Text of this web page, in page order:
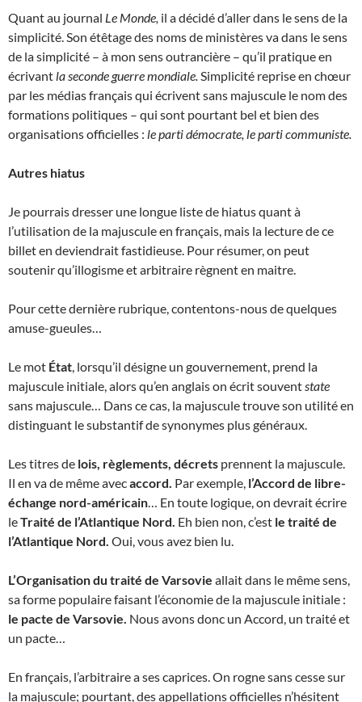
Quant au journal Le Monde, il a décidé d’aller dans le sens de la
simplicité. Son étêtage des noms de ministères va dans le sens
de la simplicité – à mon sens outrancière – qu’il pratique en
écrivant la seconde guerre mondiale.Simplicité reprise en chœur
par les médias français qui écrivent sans majuscule le nom des
formations politiques – qui sont pourtant bel et bien des
organisations officielles : le parti démocrate, le parti communiste.
Autres hiatus
Je pourrais dresser une longue liste de hiatus quant à
l’utilisation de la majuscule en français, mais la lecture de ce
billet en deviendrait fastidieuse. Pour résumer, on peut
soutenir qu’illogisme et arbitraire règnent en maitre.
Pour cette dernière rubrique, contentons-nous de quelques
amuse-gueules…
Le mot État, lorsqu’il désigne un gouvernement, prend la
majuscule initiale, alors qu’en anglais on écrit souventstate
sans majuscule… Dans ce cas, la majuscule trouve son utilité en
distinguant le substantif de synonymes plus généraux.
Les titres de lois, règlements, décrets prennent la majuscule.
Il en va de même avecaccord. Par exemple, l’Accord de libre-
échange nord-américain… En toute logique, on devrait écrire
leTraité de l’Atlantique Nord. Eh bien non, c’est le traité de
l’Atlantique Nord. Oui, vous avez bien lu.
L’Organisation du traité de Varsovie allait dans le même sens,
sa forme populaire faisant l’économie de la majuscule initiale :
le pacte de Varsovie. Nous avons donc un Accord, un traité et
un pacte…
En français, l’arbitraire a ses caprices. On rogne sans cesse sur
la majuscule; pourtant, des appellations officielles n’hésitent